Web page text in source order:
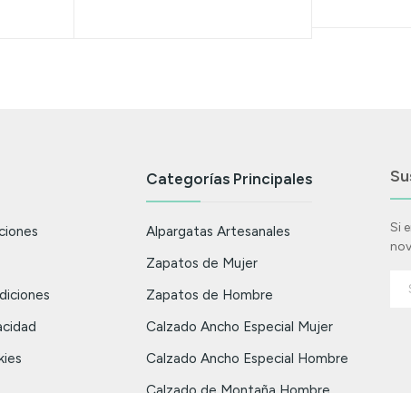
Categorías Principales
Alpargatas Artesanales
Zapatos de Mujer
Zapatos de Hombre
Calzado Ancho Especial Mujer
Calzado Ancho Especial Hombre
Si